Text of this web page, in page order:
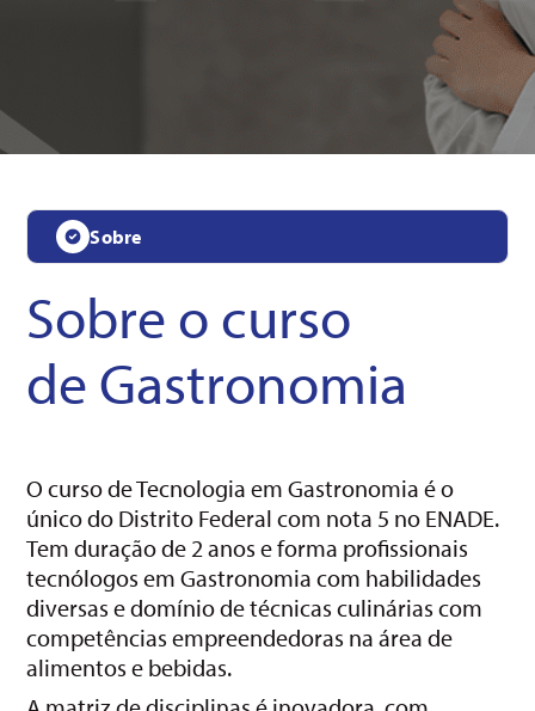
Sobre
Sobre o curso
deGastronomia
O curso de Tecnologia em Gastronomia é o
único do Distrito Federal com nota 5 no ENADE.
Tem duração de 2 anos e forma profissionais
tecnólogos em Gastronomia com habilidades
diversas e domínio de técnicas culinárias com
competências empreendedoras na área de
alimentos e bebidas.